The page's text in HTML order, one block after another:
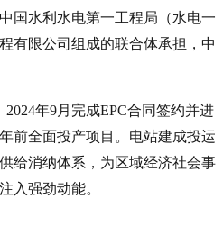
国水利水电第一工程局（水电一
有限公司组成的联合体承担，中
年9月完成EPC合同签约并进
前全面投产项目。电站建成投运
给消纳体系，为区域经济社会事
入强劲动能。